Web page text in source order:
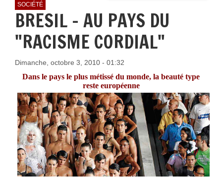
SOCIÉTÉ
BRESIL - AU PAYS DU
"RACISME CORDIAL"
Dimanche, octobre 3, 2010 - 01:32
Dans le pays le plus métissé du monde, la beauté type
reste européenne